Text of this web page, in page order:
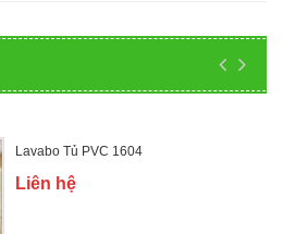
Lavabo Tủ PVC 1604
Liên hệ